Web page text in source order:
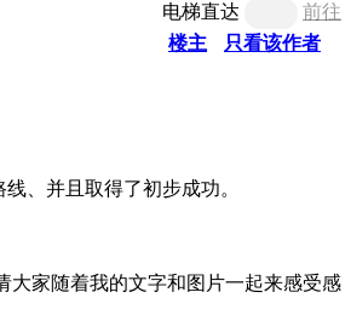
电梯直达
前往
楼主
只看该作者
、并且取得了初步成功。
大家随着我的文字和图片一起来感受感